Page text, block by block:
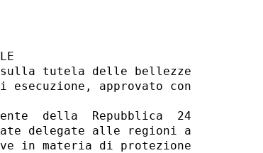
tutela delle bellezze
approvato con
della  Repubblica  24
delegate alle regioni a
in materia di protezione